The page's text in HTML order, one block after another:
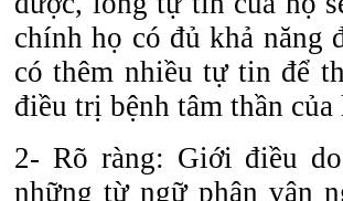
chính họ có đủ khả năng
có thêm nhiều tự tin để
điều trị bệnh tâm thần của
2- Rõ ràng: Giới điều
những từ ngữ phân vân